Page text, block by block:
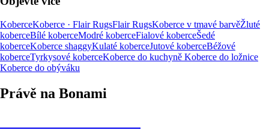
KoberceKoberce · Flair RugsFlair RugsKoberce v tmavé barvěŽluté
koberceBílé koberceModré koberceFialové koberceŠedé
koberceKoberce shaggyKulaté koberceJutové koberceBéžové
koberceTyrkysové koberceKoberce do kuchyně Koberce do ložnice
Koberce do obýváku
Právě na Bonami